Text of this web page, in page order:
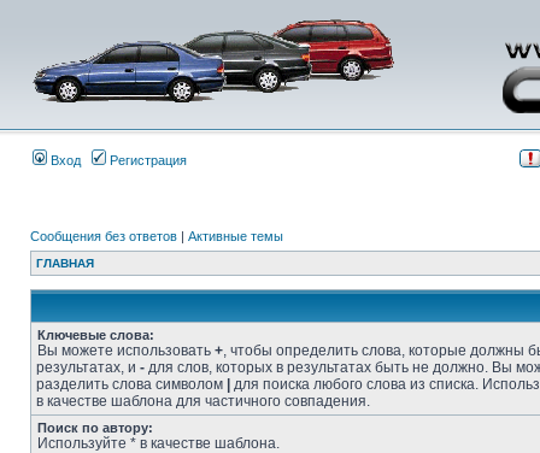
Вход Регистрация
Сообщения без ответов | Активные темы
ГЛАВНАЯ
Ключевые слова:
Вы можете использовать +, чтобы определить слова, которые должны
результатах, и - для слов, которых в результатах быть не должно. Вы
разделить слова символом
для поиска любого слова из списка.
в качестве шаблона для частичного совпадения.
Поиск по автору:
Используйте * в качестве шаблона.